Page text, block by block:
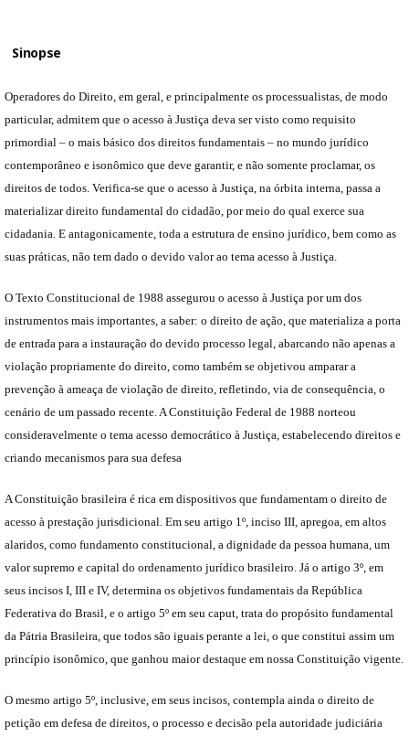
Sinopse
Operadores do Direito, em geral, e principalmente os processualistas, de modo
particular, admitem que o acesso à Justiça deva ser visto como requisito
primordial – o mais básico dos direitos fundamentais – no mundo jurídico
contemporâneo e isonômico que deve garantir, e não somente proclamar, os
direitos de todos. Verifica-se que o acesso à Justiça, na órbita interna, passa a
materializar direito fundamental do cidadão, por meio do qual exerce sua
cidadania. E antagonicamente, toda a estrutura de ensino jurídico, bem como as
suas práticas, não tem dado o devido valor ao tema acesso à Justiça.
O Texto Constitucional de 1988 assegurou o acesso à Justiça por um dos
instrumentos mais importantes, a saber: o direito de ação, que materializa a porta
de entrada para a instauração do devido processo legal, abarcando não apenas a
violação propriamente do direito, como também se objetivou amparar a
prevenção à ameaça de violação de direito, refletindo, via de consequência, o
cenário de um passado recente. A Constituição Federal de 1988 norteou
consideravelmente o tema acesso democrático à Justiça, estabelecendo direitos e
criando mecanismos para sua defesa
A Constituição brasileira é rica em dispositivos que fundamentam o direito de
acesso à prestação jurisdicional. Em seu artigo 1º, inciso III, apregoa, em altos
alaridos, como fundamento constitucional, a dignidade da pessoa humana, um
valor supremo e capital do ordenamento jurídico brasileiro. Já o artigo 3º, em
seus incisos I, III e IV, determina os objetivos fundamentais da República
Federativa do Brasil, e o artigo 5º em seu caput, trata do propósito fundamental
da Pátria Brasileira, que todos são iguais perante a lei, o que constitui assim um
princípio isonômico, que ganhou maior destaque em nossa Constituição vigente.
O mesmo artigo 5º, inclusive, em seus incisos, contempla ainda o direito de
petição em defesa de direitos, o processo e decisão pela autoridade judiciária